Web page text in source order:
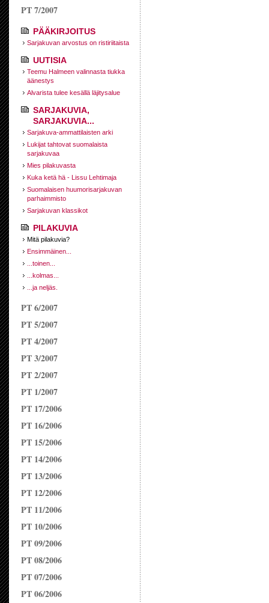
PT 7/2007
PÄÄKIRJOITUS
Sarjakuvan arvostus on ristiriitaista
UUTISIA
Teemu Halmeen valinnasta tiukka
äänestys
Alvarista tulee kesällä läjitysalue
SARJAKUVIA,
SARJAKUVIA...
Sarjakuva-ammattilaisten arki
Lukijat tahtovat suomalaista
sarjakuvaa
Mies pilakuvasta
Kuka ketä hä - Lissu Lehtimaja
Suomalaisen huumorisarjakuvan
parhaimmisto
Sarjakuvan klassikot
PILAKUVIA
Mitä pilakuvia?
Ensimmäinen...
...toinen...
...kolmas...
...ja neljäs.
PT 6/2007
PT 5/2007
PT 4/2007
PT 3/2007
PT 2/2007
PT 1/2007
PT 17/2006
PT 16/2006
PT 15/2006
PT 14/2006
PT 13/2006
PT 12/2006
PT 11/2006
PT 10/2006
PT 09/2006
PT 08/2006
PT 07/2006
PT 06/2006